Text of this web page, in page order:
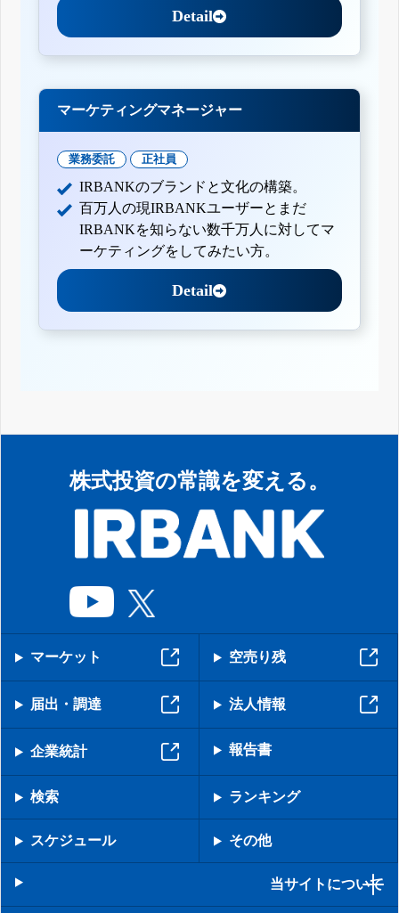
Detail
マーケティングマネージャー
業務委託 正社員
IRBANKのブランドと文化の構築。
百万人の現IRBANKユーザーとまだ
IRBANKを知らない数千万人に対してマ
ーケティングをしてみたい方。
Detail
株式投資の常識を変える。
マーケット 空売り残
届出・調達 法人情報
企業統計 報告書
検索 ランキング
スケジュール その他
当サイトについて